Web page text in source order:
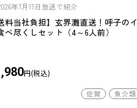
年7月11日放送で紹介
料当社負担】玄界灘直送！呼子のイ
べ尽くしセット（4～6人前）
円(税込)
佐賀 魚介類